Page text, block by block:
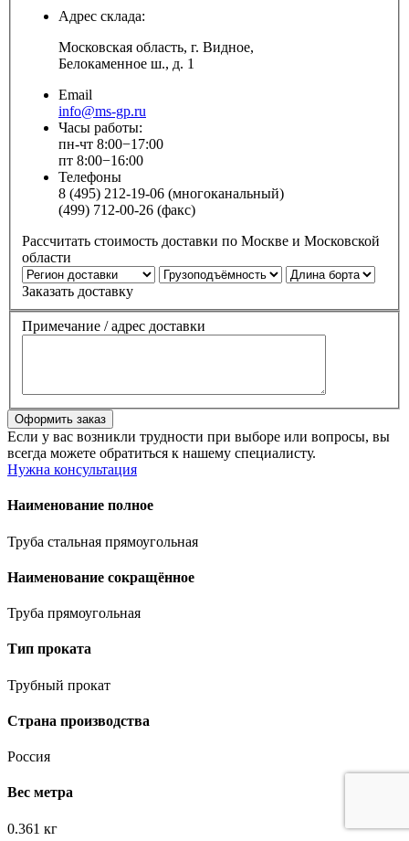
Адрес склада:
Московская область, г. Видное,
Белокаменное ш., д. 1
Email
info@ms-gp.ru
Часы работы:
пн-чт 8:00−17:00
пт 8:00−16:00
Телефоны
8 (495) 212-19-06 (многоканальный)
(499) 712-00-26 (факс)
Рассчитать стоимость доставки по Москве и Московской
области
Заказать доставку
Примечание / адрес доставки
Если у вас возникли трудности при выборе или вопросы, вы
всегда можете обратиться к нашему специалисту.
Нужна консультация
Наименование полное
Труба стальная прямоугольная
Наименование сокращённое
Труба прямоугольная
Тип проката
Трубный прокат
Страна производства
Россия
Вес метра
0.361 кг